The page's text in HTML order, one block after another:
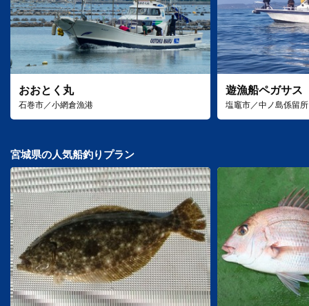
おおとく丸
石巻市／小網倉漁港
遊漁船ペガサス
塩竈市／中ノ島係留所
宮城県の人気船釣りプラン